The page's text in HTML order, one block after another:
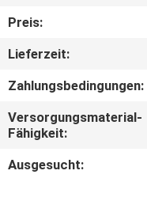
SIE
MIT
UNS
IN
Preis:
Lieferzeit:
Zahlungsbedingungen:
Versorgungsmaterial-
Fähigkeit:
Ausgesucht: